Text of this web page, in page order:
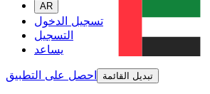
AR
تسجيل الدخول
التسجيل
يساعد
احصل على التطبيق
تبديل القائمة